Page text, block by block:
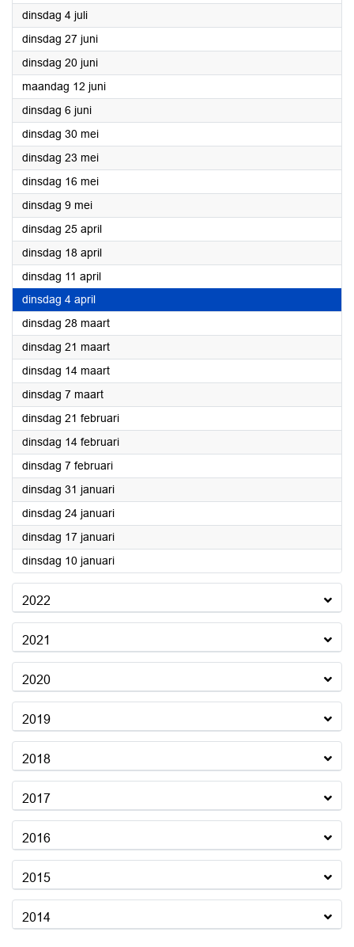
dinsdag 4 juli2023
dinsdag 27 juni2023
dinsdag 20 juni2023
maandag 12 juni2023
dinsdag 6 juni2023
dinsdag 30 mei2023
dinsdag 23 mei2023
dinsdag 16 mei2023
dinsdag 9 mei2023
dinsdag 25 april2023
dinsdag 18 april2023
dinsdag 11 april2023
dinsdag 4 april2023
dinsdag 28 maart2023
dinsdag 21 maart2023
dinsdag 14 maart2023
dinsdag 7 maart2023
dinsdag 21 februari2023
dinsdag 14 februari2023
dinsdag 7 februari2023
dinsdag 31 januari2023
dinsdag 24 januari2023
dinsdag 17 januari2023
dinsdag 10 januari2023
2022
2021
2020
2019
2018
2017
2016
2015
2014